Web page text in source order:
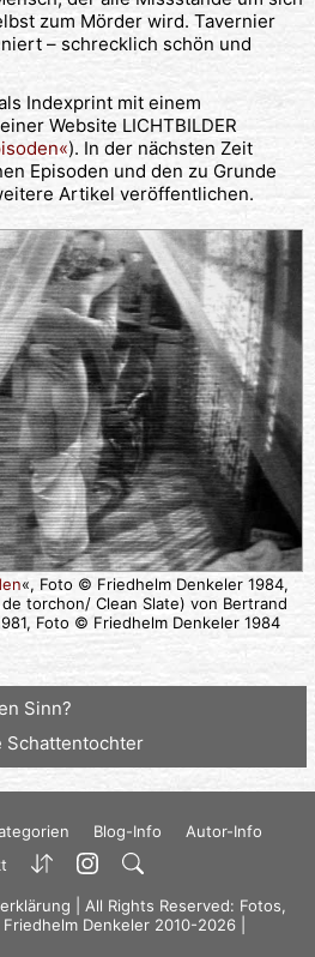
zum Mörder wird. Tavernier
– schrecklich schön und
Indexprint mit einem
Website LICHTBILDER
). In der nächsten Zeit
Episoden und den zu Grunde
Artikel veröffentlichen.
«, Foto © Friedhelm Denkeler 1984,
torchon/ Clean Slate) von Bertrand
Foto © Friedhelm Denkeler 1984
Sinn?
Schattentochter
Blog-Info
Autor-Info
| All Rights Reserved: Fotos,
Denkeler 2010-2026 |